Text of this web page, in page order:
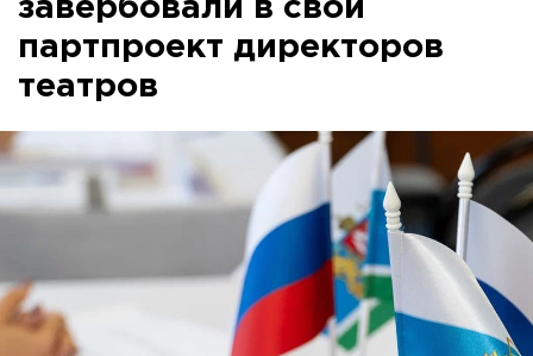
завербовали в свой
партпроект директоров
театров